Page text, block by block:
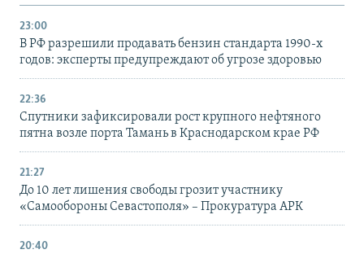
23:00
В РФ разрешили продавать бензин стандарта 1990-х
годов: эксперты предупреждают об угрозе здоровью
22:36
Спутники зафиксировали рост крупного нефтяного
пятна возле порта Тамань в Краснодарском крае РФ
21:27
До 10 лет лишения свободы грозит участнику
«Самообороны Севастополя» – Прокуратура АРК
20:40